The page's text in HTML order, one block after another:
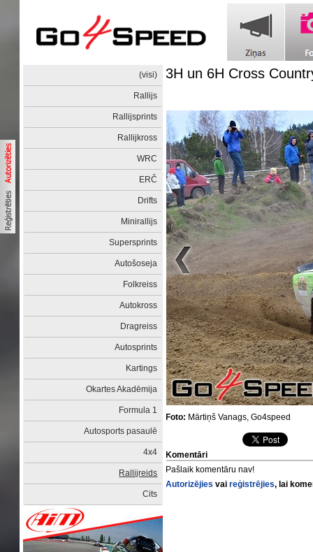
(visi)
Rallijs
Rallijsprints
Rallijkross
WRC
ERČ
Drifts
Minirallijs
Supersprints
Autošoseja
Folkreiss
Autokross
Dragreiss
Autosprints
Kartings
Okartes Akadēmija
Formula 1
Autosports pasaulē
4x4
Rallijreids
Cits
3H un 6H Cross
Foto: Mārtiņš Vanags, Go4speed
Komentāri
Pašlaik komentāru nav!
Autorizējies vaireģistrējies, lai